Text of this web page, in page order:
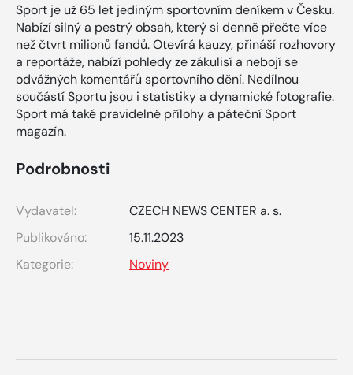
Sport je už 65 let jediným sportovním deníkem v Česku.
Nabízí silný a pestrý obsah, který si denně přečte více
než čtvrt milionů fandů. Otevírá kauzy, přináší rozhovory
a reportáže, nabízí pohledy ze zákulisí a nebojí se
odvážných komentářů sportovního dění. Nedílnou
součástí Sportu jsou i statistiky a dynamické fotografie.
Sport má také pravidelné přílohy a páteční Sport
magazín.
Podrobnosti
Vydavatel:
CZECH NEWS CENTER a. s.
Publikováno:
15.11.2023
Kategorie:
Noviny